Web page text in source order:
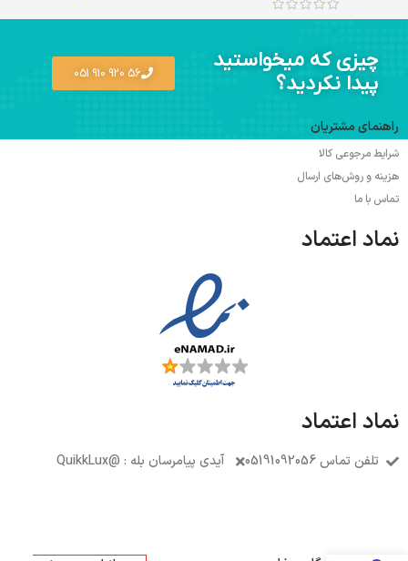
چیزی که میخواستید
پیدا نکردید؟
56 920 910 051
راهنمای مشتریان
شرایط مرجوعی کالا
هزینه و روش‌های ارسال
تماس با ما
نماد اعتماد
نماد اعتماد
تلفن تماس 05191092056 آیدی پیامرسان بله : @QuikkLux